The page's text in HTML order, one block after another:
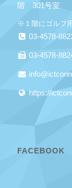
階 301号室
※１階にゴルフ
03-4578-
03-4578-
https://
FACEBOOK